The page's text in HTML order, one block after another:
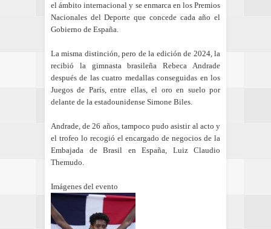
el ámbito internacional y se enmarca en los Premios
Nacionales del Deporte que concede cada año el
Gobierno de España.
La misma distinción, pero de la edición de 2024, la
recibió la gimnasta brasileña Rebeca Andrade
después de las cuatro medallas conseguidas en los
Juegos de París, entre ellas, el oro en suelo por
delante de la estadounidense Simone Biles.
Andrade, de 26 años, tampoco pudo asistir al acto y
el trofeo lo recogió el encargado de negocios de la
Embajada de Brasil en España, Luiz Claudio
Themudo.
Imágenes del evento